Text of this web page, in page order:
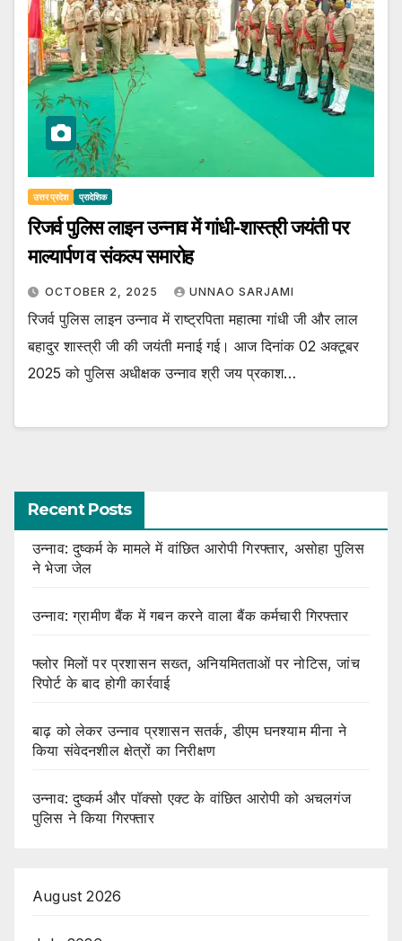
उत्तर प्रदेश प्रादेशिक
रिजर्व पुलिस लाइन उन्नाव में गांधी-शास्त्री जयंती पर
माल्यार्पण व संकल्प समारोह
OCTOBER 2, 2025 UNNAO SARJAMI
रिजर्व पुलिस लाइन उन्नाव में राष्ट्रपिता महात्मा गांधी जी और लाल
बहादुर शास्त्री जी की जयंती मनाई गई। आज दिनांक 02 अक्टूबर
2025 को पुलिस अधीक्षक उन्नाव श्री जय प्रकाश…
Recent Posts
उन्नाव: दुष्कर्म के मामले में वांछित आरोपी गिरफ्तार, असोहा पुलिस
ने भेजा जेल
उन्नाव: ग्रामीण बैंक में गबन करने वाला बैंक कर्मचारी गिरफ्तार
फ्लोर मिलों पर प्रशासन सख्त, अनियमितताओं पर नोटिस, जांच
रिपोर्ट के बाद होगी कार्रवाई
बाढ़ को लेकर उन्नाव प्रशासन सतर्क, डीएम घनश्याम मीना ने
किया संवेदनशील क्षेत्रों का निरीक्षण
उन्नाव: दुष्कर्म और पॉक्सो एक्ट के वांछित आरोपी को अचलगंज
पुलिस ने किया गिरफ्तार
August 2026